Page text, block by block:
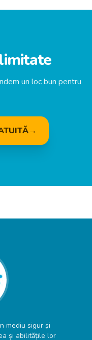
un loc bun pentru
→
mediu sigur și
și abilitățile lor